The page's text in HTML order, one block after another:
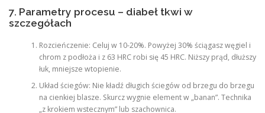
7. Parametry procesu – diabeł tkwi w
szczegółach
Rozcieńczenie: Celuj w 10-20%. Powyżej 30% ściągasz węgiel i
chrom z podłoża i z 63 HRC robi się 45 HRC. Niższy prąd, dłuższy
łuk, mniejsze wtopienie.
Układ ściegów: Nie kładź długich ściegów od brzegu do brzegu
na cienkiej blasze. Skurcz wygnie element w „banan”. Technika
„z krokiem wstecznym” lub szachownica.